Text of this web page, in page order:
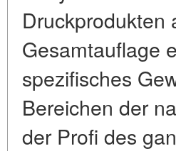
Druckprodukten
Gesamtauflage
spezifisches
Bereichen der
der Profi des